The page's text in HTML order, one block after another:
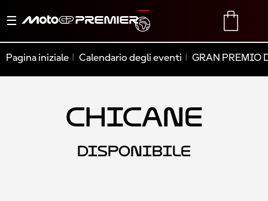
Menu
navigazione
TRANSLATE
Pagina iniziale Calendario degli eventi GRAN PREMIO
Chicane
DISPONIBILE